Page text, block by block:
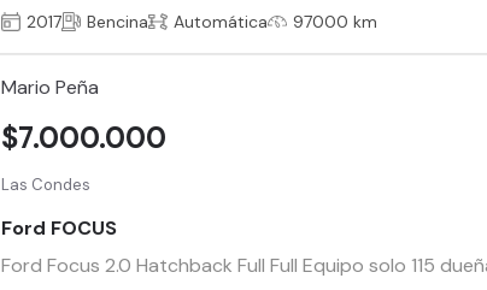
2017 Bencina Automática 97000 km
Mario Peña
Las Condes
Ford FOCUS
Ford Focus 2.0 Hatchback Full Full Equipo solo 115
$7.000.000